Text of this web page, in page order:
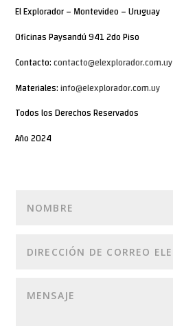
El Explorador – Montevideo – Uruguay
Oficinas Paysandú 941 2do Piso
Contacto:contacto@elexplorador.com.uy
Materiales:info@elexplorador.com.uy
Todos los Derechos Reservados
Año 2024